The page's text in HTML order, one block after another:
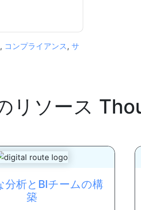
, コンプライアンス, サ
リソース
分析とBIチームの構
築